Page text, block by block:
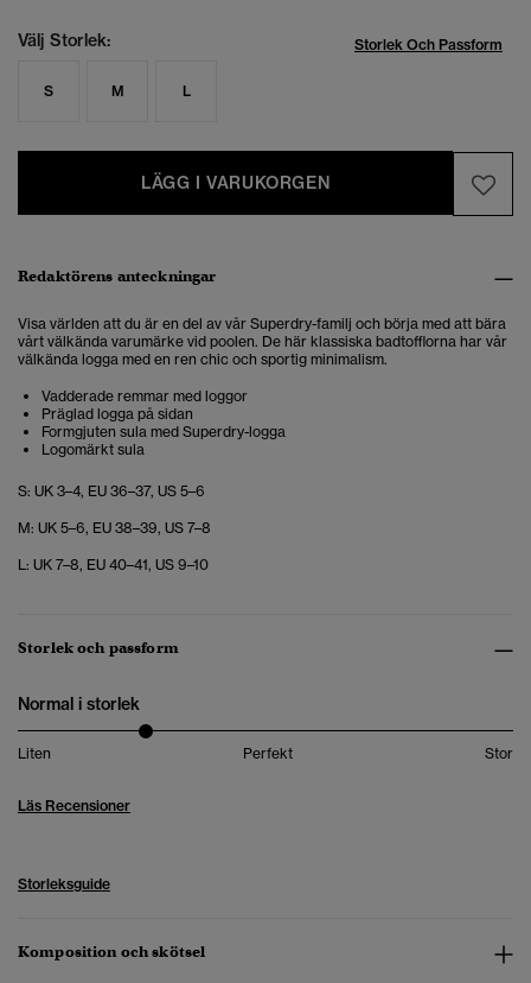
Välj Storlek: Storlek Och Passform
S M L
LÄGG I VARUKORGEN
Redaktörens anteckningar
Visa världen att du är en del av vår Superdry-familj och börja med att bära
vårt välkända varumärke vid poolen. De här klassiska badtofflorna har vår
välkända logga med en ren chic och sportig minimalism.
Vadderade remmar med loggor
Präglad logga på sidan
Formgjuten sula med Superdry-logga
Logomärkt sula
S: UK 3–4, EU 36–37, US 5–6
M: UK 5–6, EU 38–39, US 7–8
L: UK 7–8, EU 40–41, US 9–10
Storlek och passform
Normal i storlek
Liten Perfekt Stor
Läs Recensioner
Storleksguide
Komposition och skötsel